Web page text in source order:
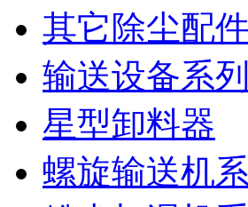
其它除尘配
输送设备系列
星型卸料器
螺旋输送机